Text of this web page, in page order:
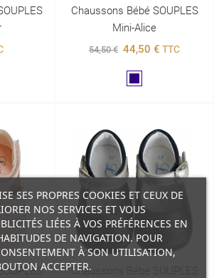
Chaussons Bébé SOUPLES
Mini-Alice
54,50 € 44,50 € TTC
Chaussons Bébé SOUPLES
SES PROPRES COOKIES ET CEUX DE
NOS SERVICES ET VOUS
LIÉES À VOS PRÉFÉRENCES EN
DE NAVIGATION. POUR
À SON UTILISATION,
ACCEPTER.